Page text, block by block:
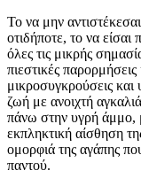
Το να μην
οτιδήποτε, το να
όλες τις μικρής
πιεστικές
μικροσυγκρούσεις και
ζωή με ανοιχτή
πάνω στην υγρή άμμο,
εκπληκτική αίσθηση
ομορφιά της αγάπης
παντού.